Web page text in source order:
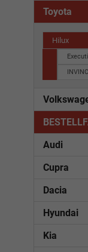
Toyota
Hilux
Audi
Cupra
Dacia
Hyundai
Kia